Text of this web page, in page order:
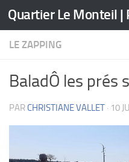
Skip to content
Quartier Le Monteil |
LE ZAPPING
BaladÔ les prés
PAR CHRISTIANE VALLET · 10